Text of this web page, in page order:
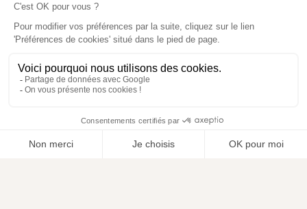
Paiement sécurisé
© Ducatillon 2026